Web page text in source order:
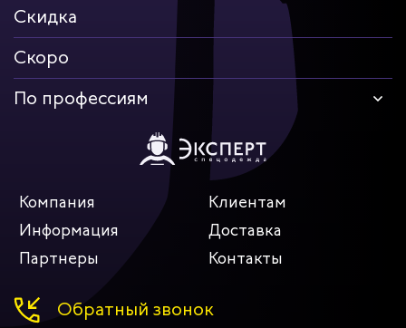
Скидка
Скоро
По профессиям
Компания
Клиентам
Информация
Доставка
Партнеры
Контакты
Обратный звонок